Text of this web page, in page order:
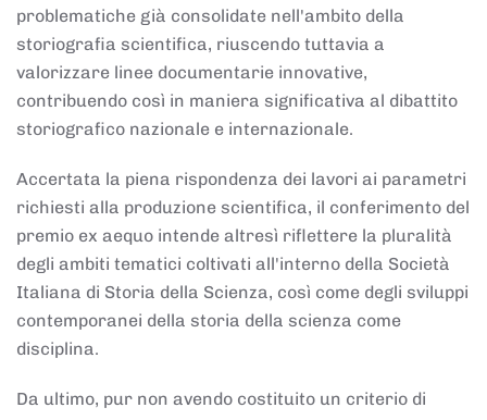
problematiche già consolidate nell'ambito della
storiografia scientifica, riuscendo tuttavia a
valorizzare linee documentarie innovative,
contribuendo così in maniera significativa al dibattito
storiografico nazionale e internazionale.
Accertata la piena rispondenza dei lavori ai parametri
richiesti alla produzione scientifica, il conferimento del
premio ex aequo intende altresì riflettere la pluralità
degli ambiti tematici coltivati all'interno della Società
Italiana di Storia della Scienza, così come degli sviluppi
contemporanei della storia della scienza come
disciplina.
Da ultimo, pur non avendo costituito un criterio di